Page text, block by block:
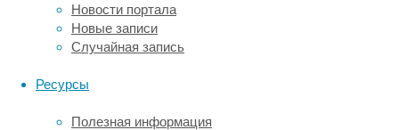
Новости портала
Новые записи
Случайная запись
Ресурсы
Полезная информация
журнал
Current
Biology.
Нильские
питаются